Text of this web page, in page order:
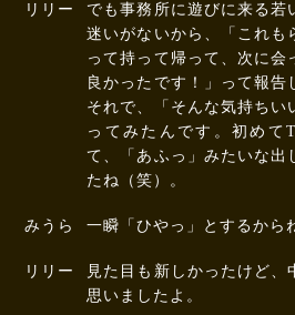
リリー
でも事務所に遊びに来る若
迷いがないから、「これも
って持って帰って、次に会
良かったです！」って報告
それで、「そんな気持ちい
ってみたんです。初めて
て、「あふっ」みたいな出
たね（笑）。
みうら 一瞬「ひやっ」とするから
リリー
見た目も新しかったけど、
思いましたよ。